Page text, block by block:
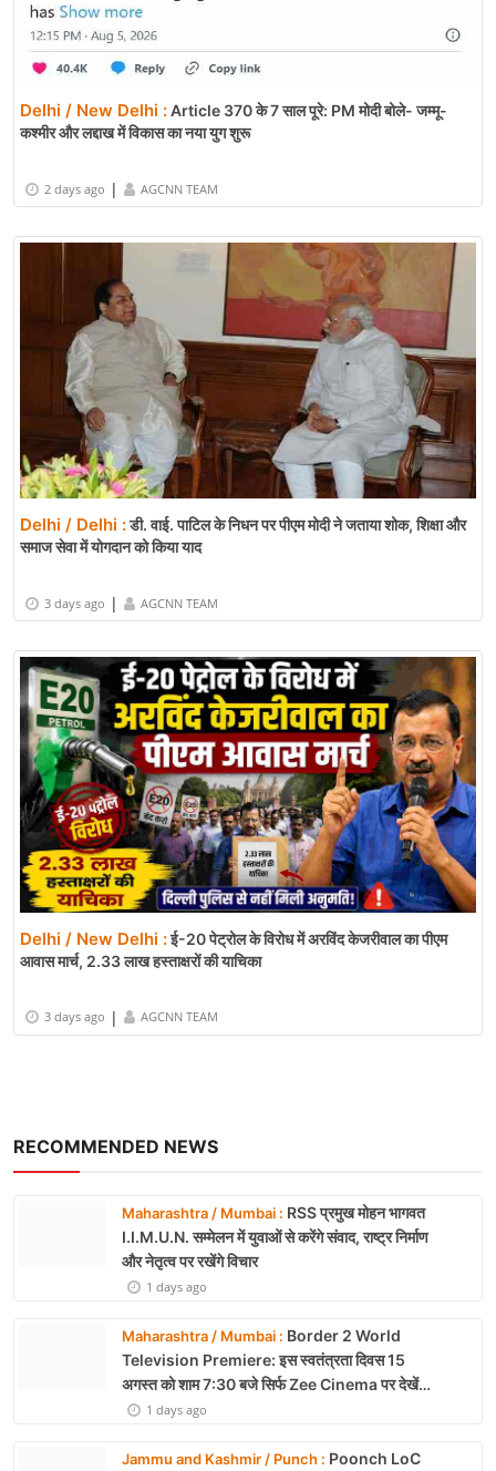
RECOMMENDED NEWS
Maharashtra / Mumbai : RSS प्रमुख मोहन भागवत
I.I.M.U.N. सम्मेलन में युवाओं से करेंगे संवाद, राष्ट्र निर्माण
और नेतृत्व पर रखेंगे विचार
1 days ago
Maharashtra / Mumbai : Border 2 World
Television Premiere: इस स्वतंत्रता दिवस 15
अगस्त को शाम 7:30 बजे सिर्फ Zee Cinema पर देखें
बॉर्डर 21 days ago
Jammu and Kashmir / Punch : Poonch LoC
Delhi / New Delhi :Article 370 के 7 साल पूरे: PM मोदी बोले- जम्मू-
कश्मीर और लद्दाख में विकास का नया युग शुरू
2 days ago | AGCNN TEAM
Delhi / Delhi :डी. वाई. पाटिल के निधन पर पीएम मोदी ने जताया शोक, शिक्षा और
समाज सेवा में योगदान को किया याद
3 days ago | AGCNN TEAM
Delhi / New Delhi :ई-20 पेट्रोल के विरोध में अरविंद केजरीवाल का पीएम
आवास मार्च, 2.33 लाख हस्ताक्षरों की याचिका
3 days ago | AGCNN TEAM